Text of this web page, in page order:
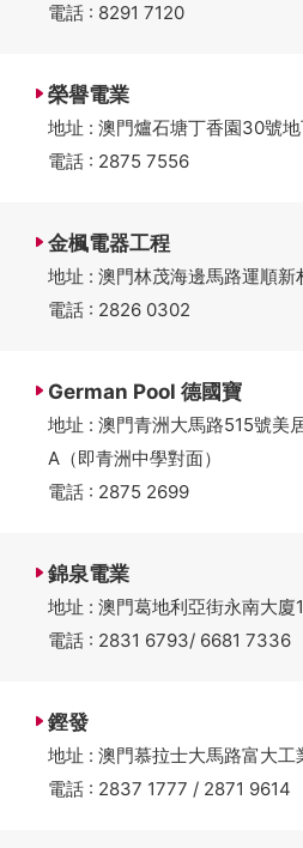
電話 : 8291 7120
榮譽電業
地址 : 澳門爐石塘丁香園30號
電話 : 2875 7556
金楓電器工程
地址 : 澳門林茂海邊馬路運順新
電話 : 2826 0302
German Pool 德國寶
地址 : 澳門青洲大馬路515號美
A（即青洲中學對面）
電話 : 2875 2699
錦泉電業
地址 : 澳門葛地利亞街永南大廈
電話 : 2831 6793/ 6681 7336
鏗發
地址 : 澳門慕拉士大馬路富大工
電話 : 2837 1777 / 2871 9614